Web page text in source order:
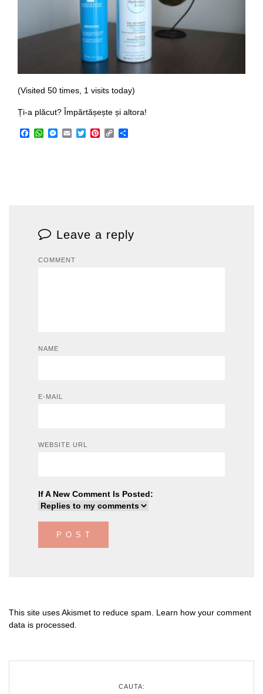
(Visited 50 times, 1 visits today)
Ți-a plăcut? Împărtășește și altora!
Facebook
WhatsApp
Messenger
EmailTwitterPinterest
Copy
Leave a reply
COMMENT
NAME
E-MAIL
WEBSITE URL
If A New Comment Is Posted:
This site uses Akismet to reduce spam. Learn how your comment
data is processed
CAUTA: